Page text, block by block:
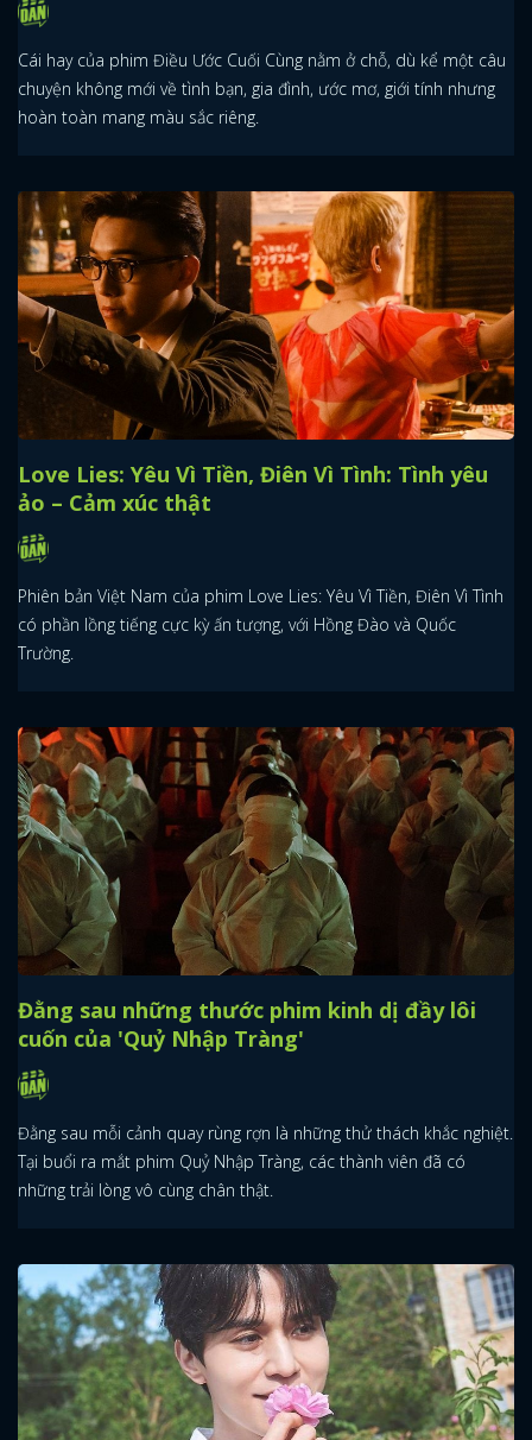
Cái hay của phim Điều Ước Cuối Cùng nằm ở chỗ, dù kể một câu
chuyện không mới về tình bạn, gia đình, ước mơ, giới tính nhưng
hoàn toàn mang màu sắc riêng.
Love Lies: Yêu Vì Tiền, Điên Vì Tình: Tình yêu
ảo – Cảm xúc thật
Phiên bản Việt Nam của phim Love Lies: Yêu Vì Tiền, Điên Vì Tình
có phần lồng tiếng cực kỳ ấn tượng, với Hồng Đào và Quốc
Trường.
Đằng sau những thước phim kinh dị đầy lôi
cuốn của 'Quỷ Nhập Tràng'
Đằng sau mỗi cảnh quay rùng rợn là những thử thách khắc nghiệt.
Tại buổi ra mắt phim Quỷ Nhập Tràng, các thành viên đã có
những trải lòng vô cùng chân thật.